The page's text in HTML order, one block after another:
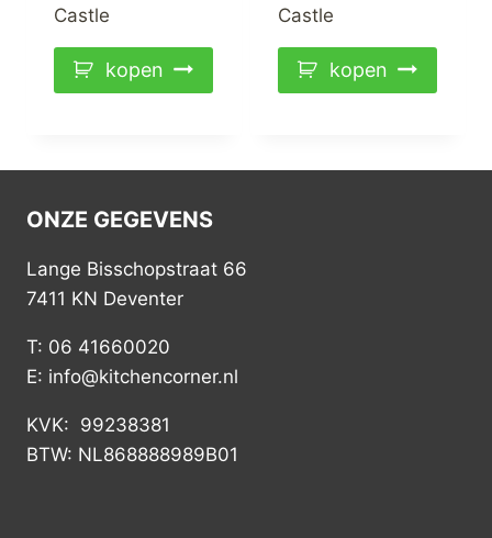
Castle
kopen
Castle
kopen
ONZE GEGEVENS
Lange Bisschopstraat 66
7411 KN Deventer
T: 06 41660020
E: info@kitchencorner.nl
KVK: 99238381
BTW: NL868888989B01